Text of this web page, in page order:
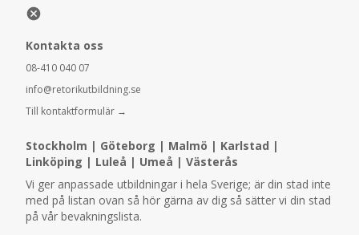
Kontakta oss
08-410 040 07
info@retorikutbildning.se
Till kontaktformulär →
Stockholm | Göteborg | Malmö | Karlstad |
Linköping | Luleå | Umeå | Västerås
Vi ger anpassade utbildningar i hela Sverige; är din stad inte
med på listan ovan så hör gärna av dig så sätter vi din stad
på vår bevakningslista.